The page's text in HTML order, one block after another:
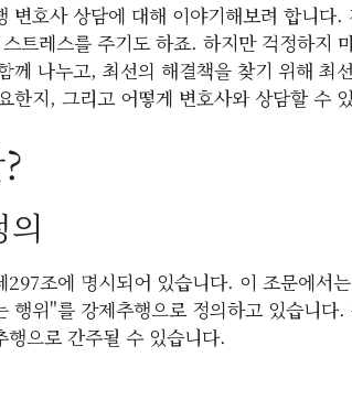
변호사 상담에 대해 이야기해보려 합니다
트레스를 주기도 하죠. 하지만 걱정하지
께 나누고, 최선의 해결책을 찾기 위해 최
한지, 그리고 어떻게 변호사와 상담할 수
297조에 명시되어 있습니다. 이 조문에서
행위"를 강제추행으로 정의하고 있습니다
으로 간주될 수 있습니다.